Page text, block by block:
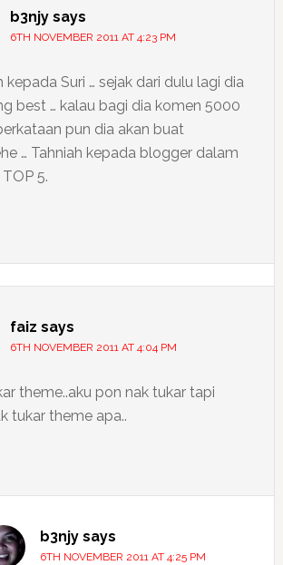
b3njy says
6TH NOVEMBER 2011 AT 4:23 PM
kepada Suri … sejak dari dulu lagi dia
best … kalau bagi dia komen 5000
pun dia akan buat
… Tahniah kepada blogger dalam
5.
faiz says
6TH NOVEMBER 2011 AT 4:04 PM
theme..aku pon nak tukar tapi
tukar theme apa..
b3njy says
6TH NOVEMBER 2011 AT 4:25 PM